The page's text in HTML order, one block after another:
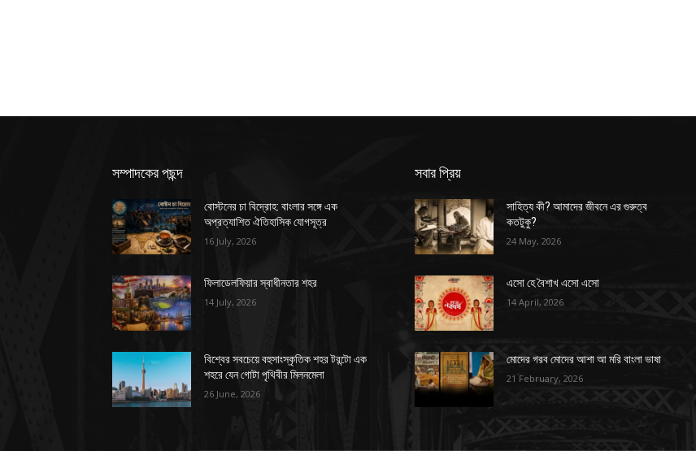
সম্পাদকের পছন্দ
বোস্টনের চা বিদ্রোহ: বাংলার সঙ্গে এক
অপ্রত্যাশিত ঐতিহাসিক যোগসূত্র
16 July, 2026
ফিলাডেলফিয়ার স্বাধীনতার শহর
14 July, 2026
বিশ্বের সবচেয়ে বহুসাংস্কৃতিক শহর টরন্টো এক
শহরে যেন গোটা পৃথিবীর মিলনমেলা
26 June, 2026
সবার প্রিয়
সাহিত্য কী? আমাদের জীবনে এর গুরুত্ব
কতটুকু?
24 May, 2026
এসো হে বৈশাখ এসো এসো
14 April, 2026
মোদের গরব মোদের আশা আ মরি বাংলা ভাষা
21 February, 2026